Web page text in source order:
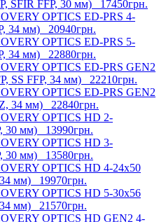
SFIR FFP, 30 мм) 17450грн.
OPTICS ED-PRS 4-
34 мм) 20940грн.
OPTICS ED-PRS 5-
34 мм) 22880грн.
OPTICS ED-PRS GEN2
SS FFP, 34 мм) 22210грн.
OPTICS ED-PRS GEN2
Z, 34 мм) 22840грн.
OPTICS HD 2-
30 мм) 13990грн.
OPTICS HD 3-
30 мм) 13580грн.
OPTICS HD 4-24x50
34 мм) 19970грн.
OPTICS HD 5-30x56
34 мм) 21570грн.
OPTICS HD GEN2 4-